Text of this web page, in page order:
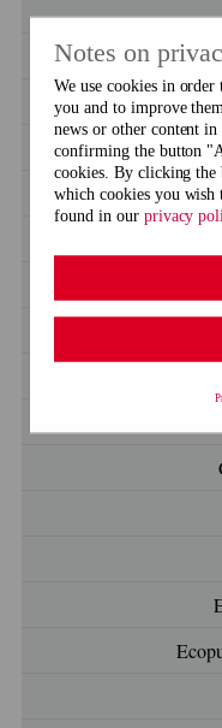
Notes on
We use cookies in
you and to improve
news or other content
confirming the button
cookies. By clicking the
which cookies you
found in our privacy